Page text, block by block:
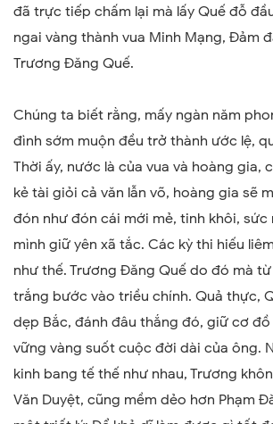
đã trực tiếp chấm lại mà lấy Quế đỗ
ngai vàng thành vua Minh Mạng, Đảm
Trương Đăng Quế.
Chúng ta biết rằng, mấy ngàn năm
đình sớm muộn đều trở thành ước lệ,
Thời ấy, nước là của vua và hoàng gia,
kẻ tài giỏi cả văn lẫn võ, hoàng gia sẽ
đón như đón cái mới mẻ, tinh khôi, sức
mình giữ yên xã tắc. Các kỳ thi hiếu
như thế. Trương Đăng Quế do đó mà
trắng bước vào triều chính. Quả thực,
dẹp Bắc, đánh đâu thắng đó, giữ cơ đồ
vững vàng suốt cuộc đời dài của ông.
kinh bang tế thế như nhau, Trương
Văn Duyệt, cũng mềm dẻo hơn Phạm